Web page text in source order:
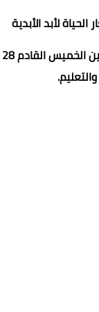
لأبد الأبدية
والتعليم.